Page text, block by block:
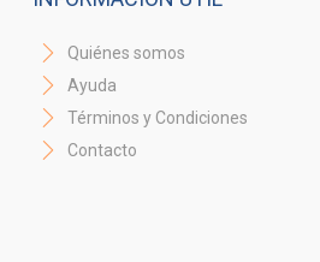
Quiénes somos
Ayuda
Términos y Condiciones
Contacto